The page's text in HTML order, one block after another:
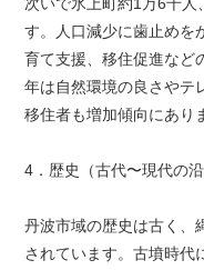
す。人口減少に歯止めを
育て支援、移住促進など
年は自然環境の良さやテ
移住者も増加傾向にあり
4．歴史（古代〜現代の沿
丹波市域の歴史は古く、
されています。古墳時代